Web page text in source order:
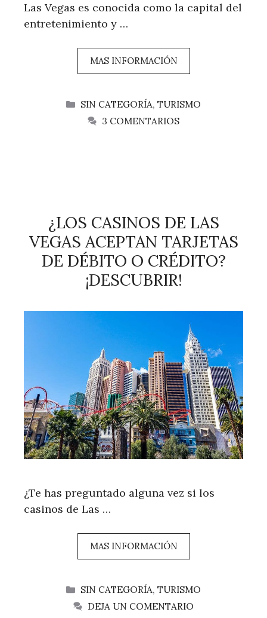
Las Vegas es conocida como la capital del
entretenimiento y …
MAS INFORMACIÓN
CATEGORÍAS
SIN CATEGORÍA,TURISMO
3 COMENTARIOS
¿LOS CASINOS DE LAS
VEGAS ACEPTAN TARJETAS
DE DÉBITO O CRÉDITO?
¡DESCUBRIR!
¿Te has preguntado alguna vez si los
casinos de Las …
MAS INFORMACIÓN
CATEGORÍAS
SIN CATEGORÍA,TURISMO
DEJA UN COMENTARIO